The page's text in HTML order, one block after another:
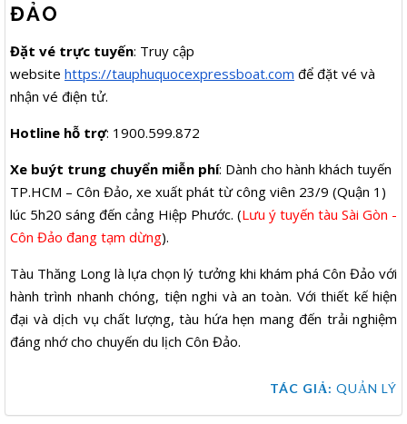
ĐẢO
Đặt vé trực tuyến: Truy cập
website https://tauphuquocexpressboat.com để đặt vé và
nhận vé điện tử.
Hotline hỗ trợ: 1900.599.872
Xe buýt trung chuyển miễn phí: Dành cho hành khách tuyến
TP.HCM – Côn Đảo, xe xuất phát từ công viên 23/9 (Quận 1)
lúc 5h20 sáng đến cảng Hiệp Phước. (Lưu ý tuyến tàu Sài Gòn -
Côn Đảo đang tạm dừng).
Tàu Thăng Long là lựa chọn lý tưởng khi khám phá Côn Đảo với
hành trình nhanh chóng, tiện nghi và an toàn. Với thiết kế hiện
đại và dịch vụ chất lượng, tàu hứa hẹn mang đến trải nghiệm
đáng nhớ cho chuyến du lịch Côn Đảo.
TÁC GIẢ: QUẢN LÝ